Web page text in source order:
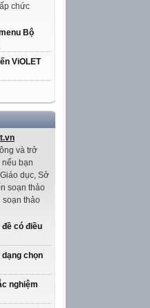
chức
Bộ
ViOLET
và trở
bạn
dục, Sở
soạn thảo
soạn thảo
đề có điều
chọn
nghiệm